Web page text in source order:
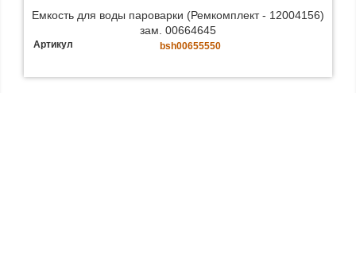
Емкость для воды пароварки (Ремкомплект - 12004156)
зам. 00664645
Артикул bsh00655550